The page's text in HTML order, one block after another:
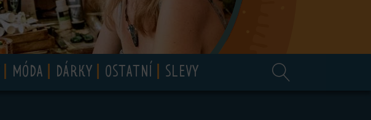
MÓDA DÁRKY OSTATNÍ SLEVY